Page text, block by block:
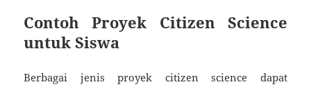
Contoh Proyek Citizen Science
untuk Siswa
Berbagai jenis proyek citizen science dapat